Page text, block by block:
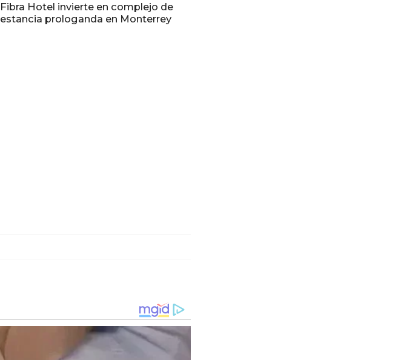
Fibra Hotel invierte en complejo de
estancia prologanda en Monterrey